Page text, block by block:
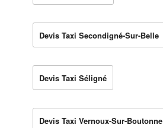
Devis Taxi Secondigné-Sur-Belle
Devis Taxi Séligné
Devis Taxi Vernoux-Sur-Boutonne